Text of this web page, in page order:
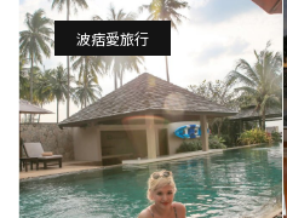
波痞愛旅行